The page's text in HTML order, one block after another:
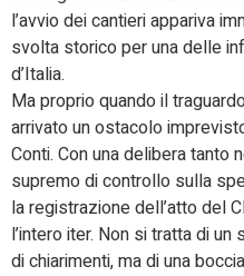
l’avvio dei cantieri appariva
svolta storico per una delle
d’Italia.
Ma proprio quando il
arrivato un ostacolo
Conti. Con una delibera tanto
supremo di controllo sulla
la registrazione dell’atto del
l’intero iter. Non si tratta di
di chiarimenti, ma di una